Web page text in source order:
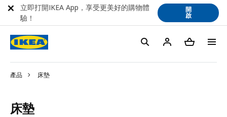
產品 床墊
床墊
立即打開IKEA App，享受更美好的購物體
驗！
開
啟